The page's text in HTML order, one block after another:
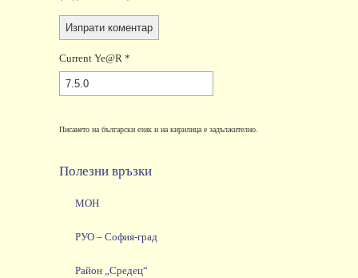
Current Ye@r *
Писането на български език и на кирилица е задължително.
Полезни връзки
МОН
РУО – София-град
Район „Средец“